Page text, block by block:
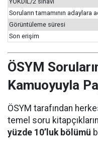
Soruların tamamının adaylara
Görüntüleme süresi
Son erişim
ÖSYM
Kamuoyuyla
ÖSYM tarafından
temel soru
yüzde 10’luk bölümü